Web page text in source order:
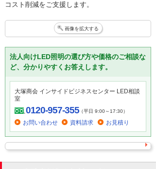
コスト削減をご支援します。
画像を拡大する
法人向けLED照明の選び方や価格のご相談な
ど、分かりやすくお答えします。
大塚商会 インサイドビジネスセンター LED相談
室
0120-957-355（平日 9:00～17:30）
お問い合わせ 資料請求 お見積り